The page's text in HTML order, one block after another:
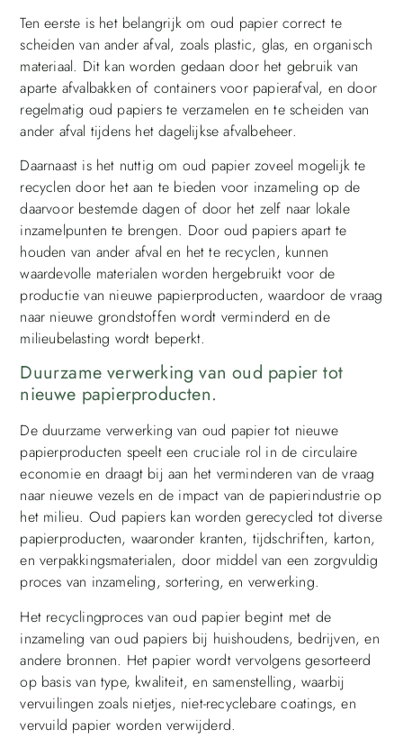
Ten eerste is het belangrijk om oud papier correct te
scheiden van ander afval, zoals plastic, glas, en organisch
materiaal. Dit kan worden gedaan door het gebruik van
aparte afvalbakken of containers voor papierafval, en door
regelmatig oud papiers te verzamelen en te scheiden van
ander afval tijdens het dagelijkse afvalbeheer.
Daarnaast is het nuttig om oud papier zoveel mogelijk te
recyclen door het aan te bieden voor inzameling op de
daarvoor bestemde dagen of door het zelf naar lokale
inzamelpunten te brengen. Door oud papiers apart te
houden van ander afval en het te recyclen, kunnen
waardevolle materialen worden hergebruikt voor de
productie van nieuwe papierproducten, waardoor de vraag
naar nieuwe grondstoffen wordt verminderd en de
milieubelasting wordt beperkt.
Duurzame verwerking van oud papier tot
nieuwe papierproducten.
De duurzame verwerking van oud papier tot nieuwe
papierproducten speelt een cruciale rol in de circulaire
economie en draagt bij aan het verminderen van de vraag
naar nieuwe vezels en de impact van de papierindustrie op
het milieu. Oud papiers kan worden gerecycled tot diverse
papierproducten, waaronder kranten, tijdschriften, karton,
en verpakkingsmaterialen, door middel van een zorgvuldig
proces van inzameling, sortering, en verwerking.
Het recyclingproces van oud papier begint met de
inzameling van oud papiers bij huishoudens, bedrijven, en
andere bronnen. Het papier wordt vervolgens gesorteerd
op basis van type, kwaliteit, en samenstelling, waarbij
vervuilingen zoals nietjes, niet-recyclebare coatings, en
vervuild papier worden verwijderd.